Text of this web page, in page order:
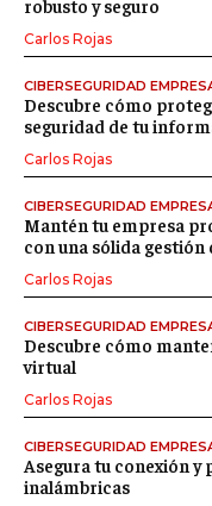
robusto y seguro
Carlos Rojas
CIBERSEGURIDAD
Descubre cómo
seguridad de tu
Carlos Rojas
CIBERSEGURIDAD
Mantén tu empresa
con una sólida gestión
Carlos Rojas
CIBERSEGURIDAD
Descubre cómo
virtual
Carlos Rojas
CIBERSEGURIDAD
Asegura tu conexión y
inalámbricas